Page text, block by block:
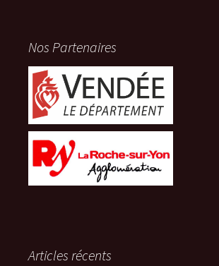
Nos Partenaires
Articles récents